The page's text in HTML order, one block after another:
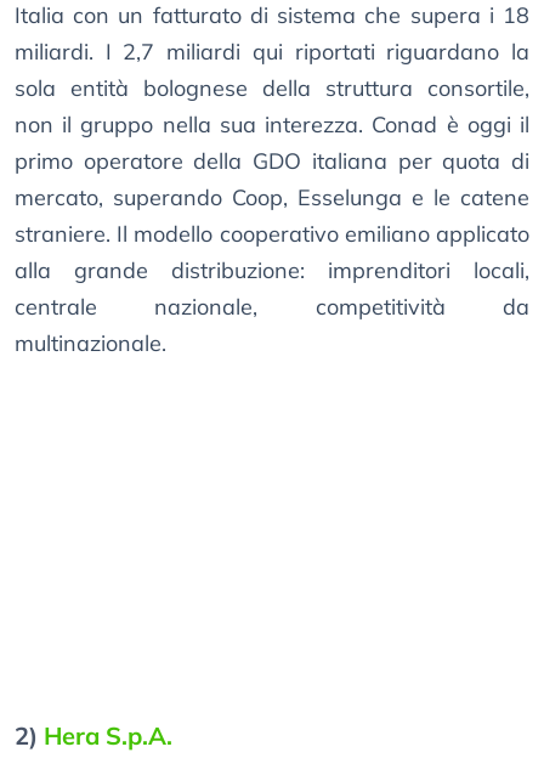
Italia con un fatturato di sistema che supera i 18
miliardi. I 2,7 miliardi qui riportati riguardano la
sola entità bolognese della struttura consortile,
non il gruppo nella sua interezza. Conad è oggi il
primo operatore della GDO italiana per quota di
mercato, superando Coop, Esselunga e le catene
straniere. Il modello cooperativo emiliano applicato
alla grande distribuzione: imprenditori locali,
centrale nazionale, competitività da
multinazionale.
2) Hera S.p.A.